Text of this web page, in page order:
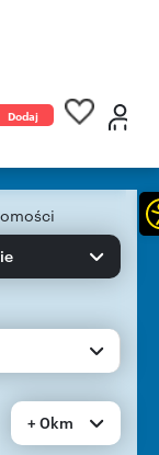
Dodaj
+ 0km